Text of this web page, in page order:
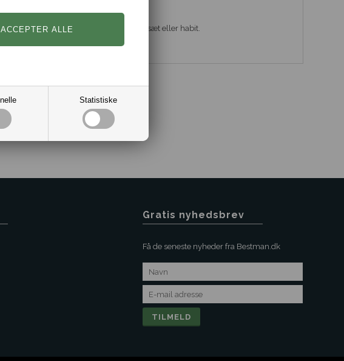
Statistiske
passer perfekt til et mørkt jakkesæt eller habit.
leveres i flot gaveæske.
Gratis nyhedsbrev
Få de seneste nyheder fra Bestman.dk